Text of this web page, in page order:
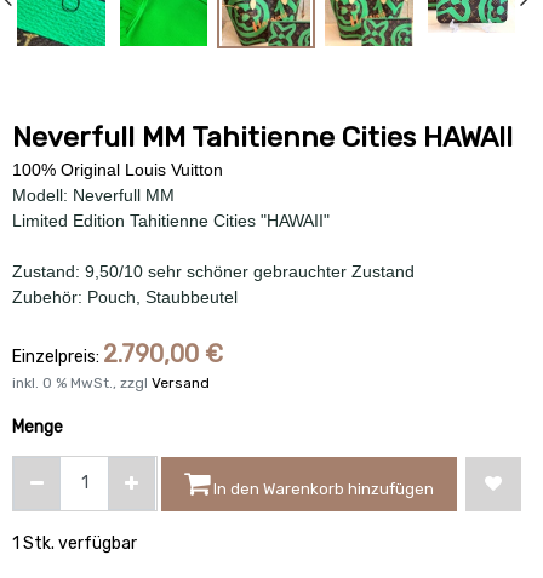
Neverfull MM Tahitienne Cities HAWAII
100% Original Louis Vuitton
Modell: Neverfull MM
Limited Edition Tahitienne Cities "HAWAII"
Zustand: 9,50/10 sehr schöner gebrauchter Zustand
Zubehör: Pouch, Staubbeutel
Einzelpreis: 2.790,00 €
inkl. 0 % MwSt., zzgl Versand
Menge
In den Warenkorb hinzufügen
1 Stk. verfügbar